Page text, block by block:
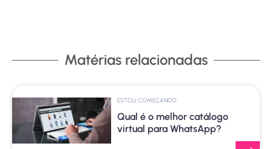
Matérias relacionadas
ESTOU COMEÇANDO
Qual é o melhor catálogo
virtual para WhatsApp?